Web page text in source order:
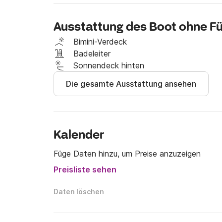
entspricht, kontaktieren Sie mich gerne
Ausstattung des Boot ohne
Bimini-Verdeck
Badeleiter
Sonnendeck hinten
Die gesamte Ausstattung ansehen
Kalender
Füge Daten hinzu, um Preise anzuzeigen
Preisliste sehen
Daten löschen